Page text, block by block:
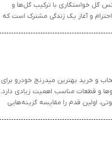
گل خواستگاری با ترکیب گل‌ها و
و آغاز یک زندگی مشترک است که
و خرید بهترین میدرنج خودرو برای
و قطعات مناسب اهمیت زیادی دارد.
اولین قدم را مقایسه گزینه‌هایی